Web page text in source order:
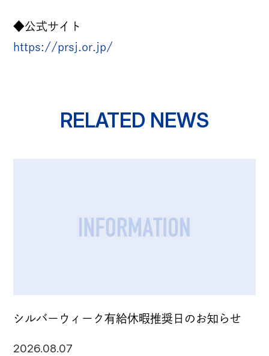
CONTACT
倫理憲章
情報セキュリティ方針
個人情報の開示について
◆公式サイト
https://prsj.or.jp/
RELATED NEWS
シルバーウィーク有給休暇推奨日のお知らせ
2026.08.07